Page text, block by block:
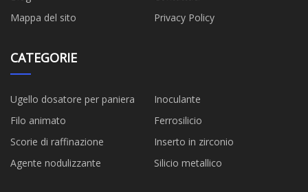
Mappa del sito
Privacy Policy
CATEGORIE
Ugello dosatore per paniera
Inoculante
Filo animato
Ferrosilicio
Scorie di raffinazione
Inserto in zirconio
Agente nodulizzante
Silicio metallico